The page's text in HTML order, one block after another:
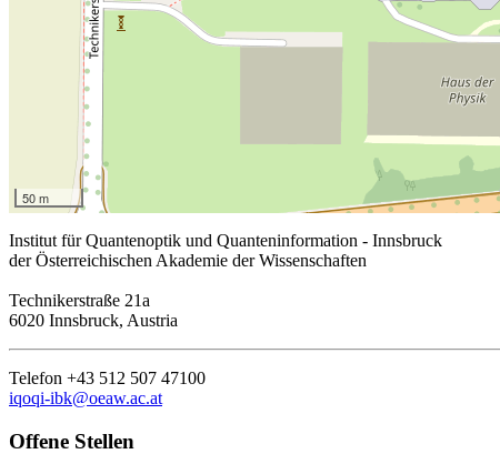
50 m
Institut für Quantenoptik und Quanteninformation - Innsbruck
der Österreichischen Akademie der Wissenschaften
Technikerstraße 21a
6020 Innsbruck, Austria
Telefon +43 512 507 47100
iqoqi-ibk@oeaw.ac.at
Offene Stellen